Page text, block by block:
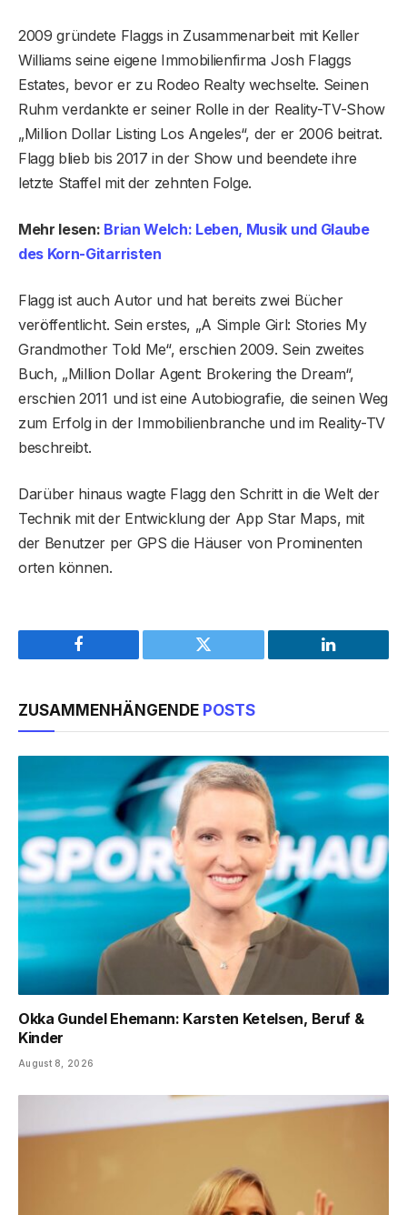
2009 gründete Flaggs in Zusammenarbeit mit Keller
Williams seine eigene Immobilienfirma Josh Flaggs
Estates, bevor er zu Rodeo Realty wechselte. Seinen
Ruhm verdankte er seiner Rolle in der Reality-TV-Show
„Million Dollar Listing Los Angeles“, der er 2006 beitrat.
Flagg blieb bis 2017 in der Show und beendete ihre
letzte Staffel mit der zehnten Folge.
Mehr lesen: Brian Welch: Leben, Musik und Glaube
des Korn-Gitarristen
Flagg ist auch Autor und hat bereits zwei Bücher
veröffentlicht. Sein erstes, „A Simple Girl: Stories My
Grandmother Told Me“, erschien 2009. Sein zweites
Buch, „Million Dollar Agent: Brokering the Dream“,
erschien 2011 und ist eine Autobiografie, die seinen Weg
zum Erfolg in der Immobilienbranche und im Reality-TV
beschreibt.
Darüber hinaus wagte Flagg den Schritt in die Welt der
Technik mit der Entwicklung der App Star Maps, mit
der Benutzer per GPS die Häuser von Prominenten
orten können.
Facebook Twitter LinkedIn
ZUSAMMENHÄNGENDE POSTS
Okka Gundel Ehemann: Karsten Ketelsen, Beruf &
Kinder
August 8, 2026